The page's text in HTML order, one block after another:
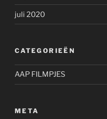
juli 2020
CATEGORIEËN
AAP FILMPJES
META